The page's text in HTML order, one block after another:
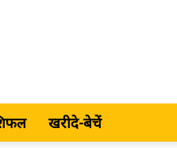
खरीदे-बेचें